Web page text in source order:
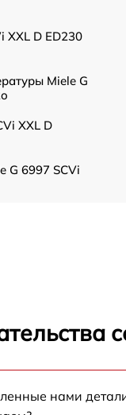
XXL D ED230
Miele G
XXL D
G 6997 SCVi
2,0 k2o
G 6997нами